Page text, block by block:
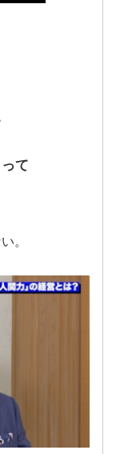
て
。